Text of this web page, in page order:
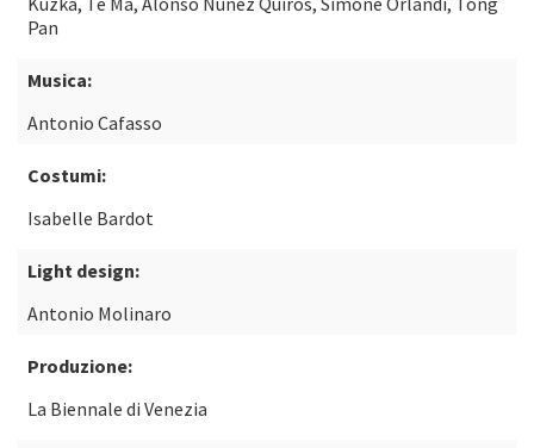
Pan
Musica:
Antonio Cafasso
Costumi:
Isabelle Bardot
Light design:
Antonio Molinaro
Produzione:
La Biennale di Venezia